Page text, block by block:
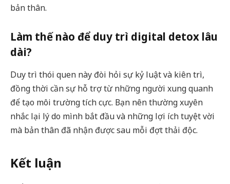
bản thân.
Làm thế nào để duy trì digital detox lâu
dài?
Duy trì thói quen này đòi hỏi sự kỷ luật và kiên trì,
đồng thời cần sự hỗ trợ từ những người xung quanh
để tạo môi trường tích cực. Bạn nên thường xuyên
nhắc lại lý do mình bắt đầu và những lợi ích tuyệt vời
mà bản thân đã nhận được sau mỗi đợt thải độc.
Kết luận